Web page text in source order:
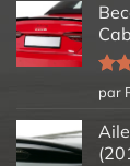
5
par